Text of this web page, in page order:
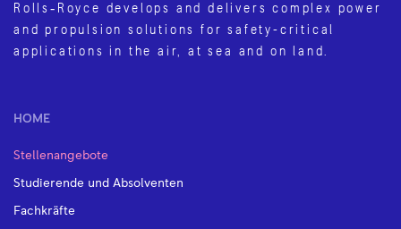
Rolls‑Royce develops and delivers complex power
and propulsion solutions for safety-critical
applications in the air, at sea and on land.
HOME
Stellenangebote
Studierende und Absolventen
Fachkräfte